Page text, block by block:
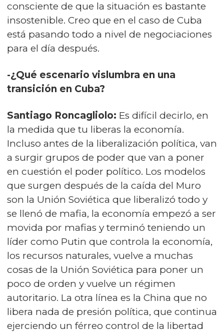
consciente de que la situación es bastante
insostenible. Creo que en el caso de Cuba
está pasando todo a nivel de negociaciones
para el día después.
-¿Qué escenario vislumbra en una
transición en Cuba?
Santiago Roncagliolo: Es difícil decirlo, en
la medida que tu liberas la economía.
Incluso antes de la liberalización política, van
a surgir grupos de poder que van a poner
en cuestión el poder político. Los modelos
que surgen después de la caída del Muro
son la Unión Soviética que liberalizó todo y
se llenó de mafia, la economía empezó a ser
movida por mafias y terminó teniendo un
líder como Putin que controla la economía,
los recursos naturales, vuelve a muchas
cosas de la Unión Soviética para poner un
poco de orden y vuelve un régimen
autoritario. La otra línea es la China que no
libera nada de presión política, que continua
ejerciendo un férreo control de la libertad